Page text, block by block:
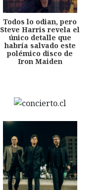
Todos lo odian, pero
Steve Harris revela el
único detalle que
habría salvado este
polémico disco de
Iron Maiden